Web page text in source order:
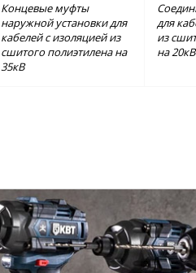
Концевые муфты
наружной установки для
кабелей с изоляцией из
сшитого полиэтилена на
35кВ
для
из
на 20кВ